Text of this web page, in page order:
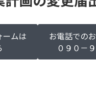
ームは
お電話での
０９０－